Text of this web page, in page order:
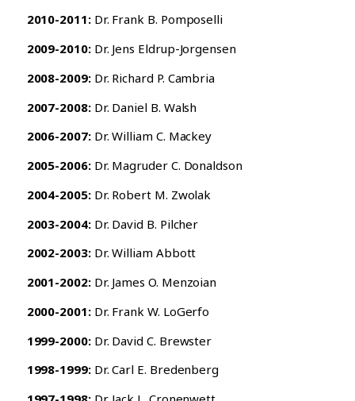
2010-2011:Dr. Frank B. Pomposelli
2009-2010:Dr. Jens Eldrup-Jorgensen
2008-2009:Dr. Richard P. Cambria
2007-2008:Dr. Daniel B. Walsh
2006-2007:Dr. William C. Mackey
2005-2006:Dr. Magruder C. Donaldson
2004-2005:Dr. Robert M. Zwolak
2003-2004:Dr. David B. Pilcher
2002-2003:Dr. William Abbott
2001-2002:Dr. James O. Menzoian
2000-2001:Dr. Frank W. LoGerfo
1999-2000:Dr. David C. Brewster
1998-1999:Dr. Carl E. Bredenberg